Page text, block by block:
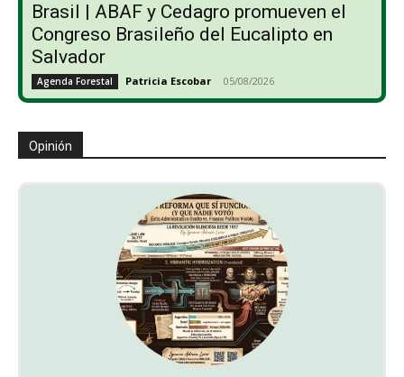
Brasil | ABAF y Cedagro promueven el
Congreso Brasileño del Eucalipto en
Salvador
Agenda Forestal Patricia Escobar - 05/08/2026
Opinión